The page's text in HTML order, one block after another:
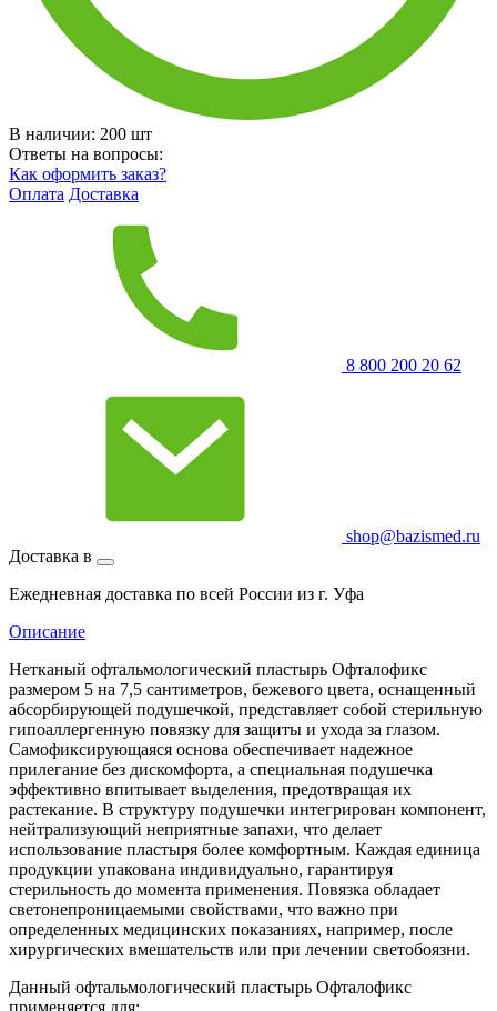
В наличии: 200 шт
Ответы на вопросы:
Как оформить заказ?
Оплата Доставка
8 800 200 20 62
shop@bazismed.ru
Доставка в
Ежедневная доставка по всей России из г. Уфа
Описание
Нетканый офтальмологический пластырь Офталофикс
размером 5 на 7,5 сантиметров, бежевого цвета, оснащенный
абсорбирующей подушечкой, представляет собой стерильную
гипоаллергенную повязку для защиты и ухода за глазом.
Самофиксирующаяся основа обеспечивает надежное
прилегание без дискомфорта, а специальная подушечка
эффективно впитывает выделения, предотвращая их
растекание. В структуру подушечки интегрирован компонент,
нейтрализующий неприятные запахи, что делает
использование пластыря более комфортным. Каждая единица
продукции упакована индивидуально, гарантируя
стерильность до момента применения. Повязка обладает
светонепроницаемыми свойствами, что важно при
определенных медицинских показаниях, например, после
хирургических вмешательств или при лечении светобоязни.
Данный офтальмологический пластырь Офталофикс
применяется для: